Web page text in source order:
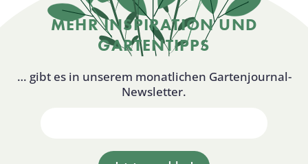
MEHR INSPIRATION UND
GARTENTIPPS
… gibt es in unserem monatlichen Gartenjournal-
Newsletter.